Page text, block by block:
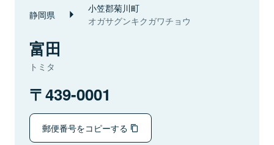
静岡県 小笠郡菊川町
オガサグンキクガワチョウ
富田
トミタ
439-0001
郵便番号をコピーする